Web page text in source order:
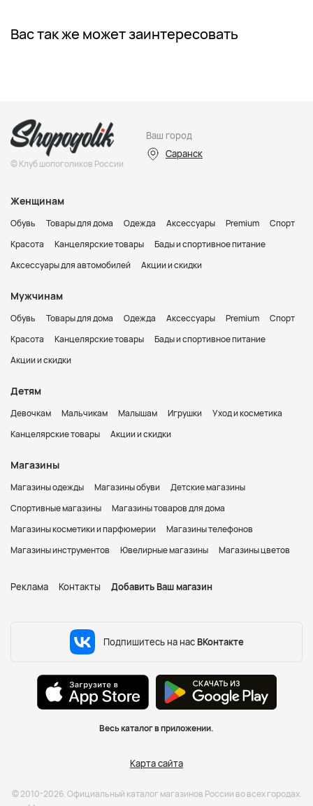
Вас так же может заинтересовать
© Клуб шопоголиков России
Ваш город
Саранск
Женщинам
Обувь Товары для дома Одежда Аксессуары Premium
Спорт
Красота
Канцелярские товары
Бады и спортивное питание
Аксессуары для автомобилей
Акции и скидки
Мужчинам
Обувь Товары для дома Одежда Аксессуары Premium
Спорт
Красота
Канцелярские товары
Бады и спортивное питание
Акции и скидки
Детям
Девочкам Мальчикам Малышам Игрушки
Уход и косметика
Канцелярские товары
Акции и скидки
Магазины
Магазины одежды Магазины обуви
Детские магазины
Спортивные магазины
Магазины товаров для дома
Магазины косметики и парфюмерии
Магазины телефонов
Магазины инструментов
Ювелирные магазины Магазины цветов
Реклама Контакты Добавить Ваш магазин
Подпишитесь на нас ВКонтакте
Весь каталог в приложении.
Карта сайта
© 2010-2026. Официальный каталог магазинов России во всех городах.